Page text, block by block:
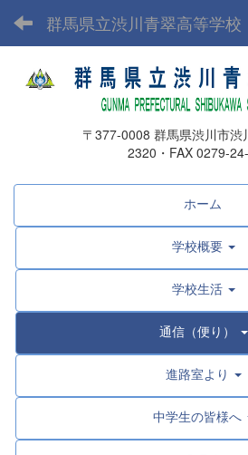
群馬県立渋川青翠高等学校
〒377-0008 群馬県渋川市渋川
2320・FAX 0279-
ホーム
学校概要
学校生活
通信（便り）
進路室より
中学生の皆様へ